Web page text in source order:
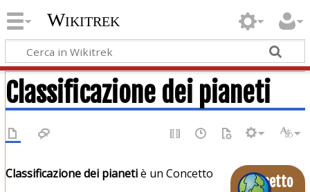
Wikitrek
Classificazione dei pianeti
Concetto
Classificazione dei pianetiè un Concetto